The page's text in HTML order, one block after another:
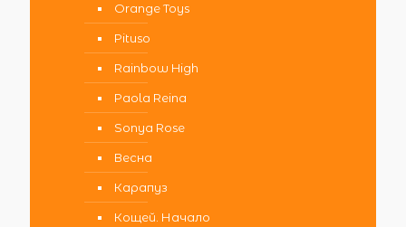
Orange Toys
Pituso
Rainbow High
Paola Reina
Sonya Rose
Весна
Карапуз
Кощей. Начало